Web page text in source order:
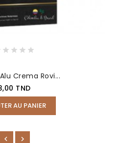
Crema Rovi...
TND
AU PANIER